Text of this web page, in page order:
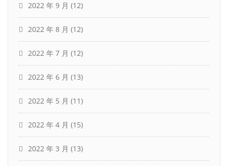
2022 年 9 月 (12)
2022 年 8 月 (12)
2022 年 7 月 (12)
2022 年 6 月 (13)
2022 年 5 月 (11)
2022 年 4 月 (15)
2022 年 3 月 (13)